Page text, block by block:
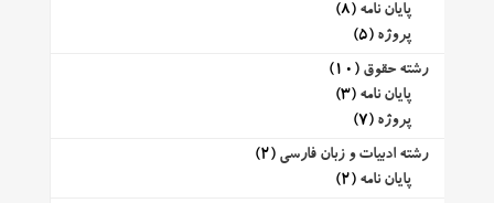
پایان نامه (8)
پروژه (5)
رشته حقوق (10)
پایان نامه (3)
پروژه (7)
رشته ادبیات و زبان فارسی (2)
پایان نامه (2)